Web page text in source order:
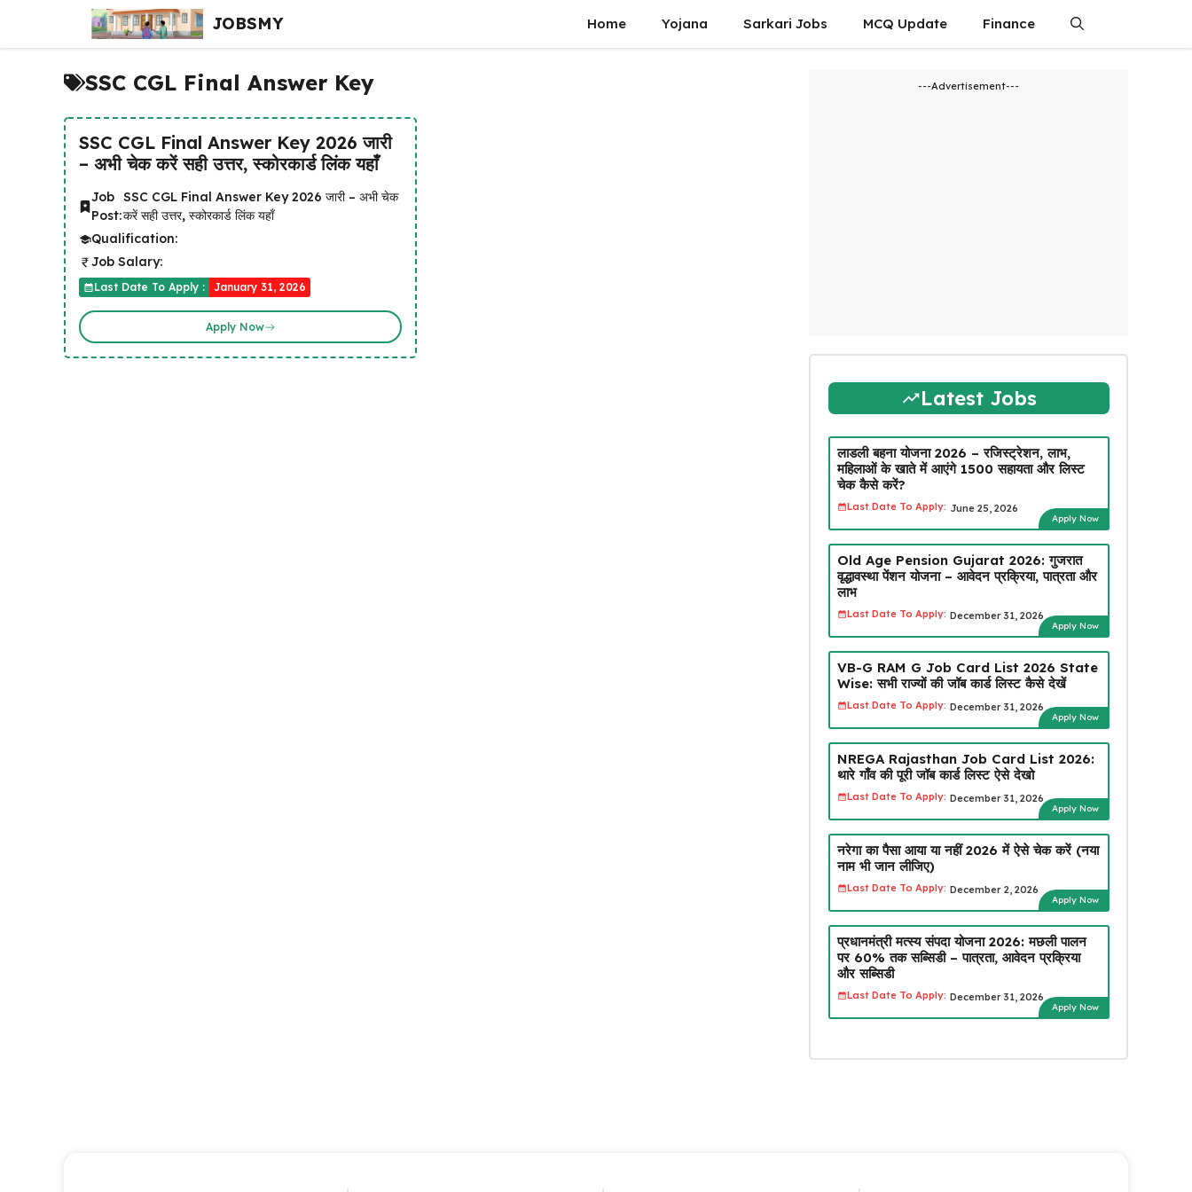
content
JOBSMY Home Yojana Sarkari Jobs MCQ Update Finance
SSC CGL Final Answer Key
SSC CGL Final Answer Key 2026 जारी
– अभी चेक करें सही उत्तर, स्कोरकार्ड लिंक यहाँ
Job
Post:
SSC CGL Final Answer Key 2026 जारी – अभी चेक
करें सही उत्तर, स्कोरकार्ड लिंक यहाँ
Qualification:
Job Salary:
Last Date To Apply : January 31, 2026
Apply Now
---Advertisement---
Latest Jobs
लाडली बहना योजना 2026 – रजिस्ट्रेशन, लाभ,
महिलाओं के खाते में आएंगे ₹1500 सहायता और लिस्ट
चेक कैसे करें?
Last Date To Apply: June 25, 2026
Apply Now
Old Age Pension Gujarat 2026: गुजरात
वृद्धावस्था पेंशन योजना – आवेदन प्रक्रिया, पात्रता और
लाभ
Last Date To Apply: December 31, 2026
Apply Now
VB-G RAM G Job Card List 2026 State
Wise: सभी राज्यों की जॉब कार्ड लिस्ट कैसे देखें
Last Date To Apply: December 31, 2026
Apply Now
NREGA Rajasthan Job Card List 2026:
थारे गाँव की पूरी जॉब कार्ड लिस्ट ऐसे देखो
Last Date To Apply: December 31, 2026
Apply Now
नरेगा का पैसा आया या नहीं 2026 में ऐसे चेक करें (नया
नाम भी जान लीजिए)
Last Date To Apply: December 2, 2026
Apply Now
प्रधानमंत्री मत्स्य संपदा योजना 2026: मछली पालन
पर 60% तक सब्सिडी – पात्रता, आवेदन प्रक्रिया
और सब्सिडी
Last Date To Apply: December 31, 2026
Apply Now